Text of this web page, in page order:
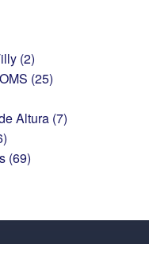
(2)
(25)
Altura (7)
(69)